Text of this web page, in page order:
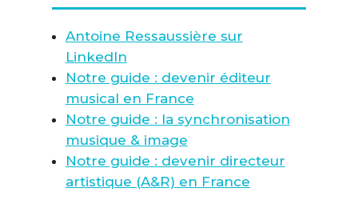
Antoine Ressaussière sur
LinkedIn
Notre guide : devenir éditeur
musical en France
Notre guide : la synchronisation
musique & image
Notre guide : devenir directeur
artistique (A&R) en France